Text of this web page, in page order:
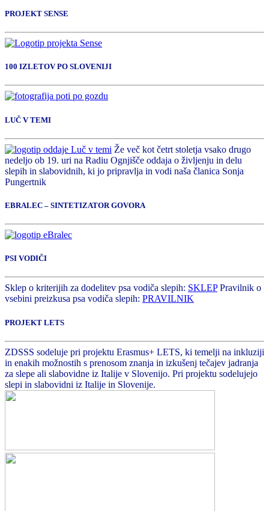
PROJEKT SENSE
100 IZLETOV PO SLOVENIJI
LUČ V TEMI
Že več kot četrt stoletja vsako drugo
nedeljo ob 19. uri na Radiu Ognjišče oddaja o življenju in delu
slepih in slabovidnih, ki jo pripravlja in vodi naša članica Sonja
Pungertnik
EBRALEC – SINTETIZATOR GOVORA
PSI VODIČI
Sklep o kriterijih za dodelitev psa vodiča slepih: SKLEPPravilnik o
vsebini preizkusa psa vodiča slepih: PRAVILNIK
PROJEKT LETS
ZDSSS sodeluje pri projektu Erasmus+ LETS, ki temelji na inkluziji
in enakih možnostih s prenosom znanja in izkušenj tečajev jadranja
za slepe ali slabovidne iz Italije v Slovenijo. Pri projektu sodelujejo
slepi in slabovidni iz Italije in Slovenije.